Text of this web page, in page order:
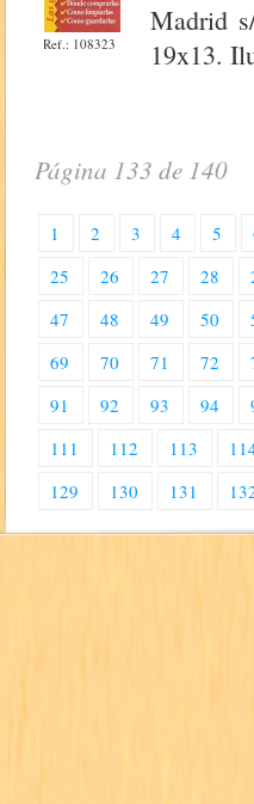
Ref.: 108323
Madrid
19x13.
Página 133 de 140
1 2 3 4 5
25
26 27 28
47
48 49 50
69
70 71 72
91
92 93 94
111
112 113
129
130 131